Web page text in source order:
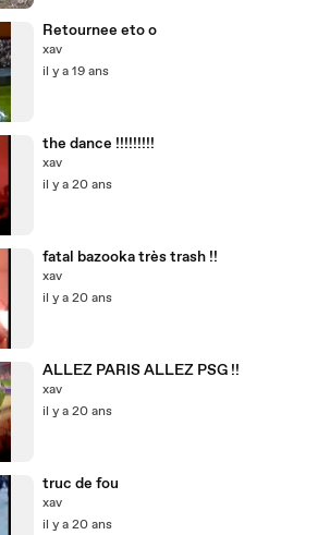
Retournee eto o
xav
il y a 19 ans
the dance !!!!!!!!!
xav
il y a 20 ans
fatal bazooka très trash !!
xav
il y a 20 ans
ALLEZ PARIS ALLEZ PSG !!
xav
il y a 20 ans
truc de fou
xav
il y a 20 ans